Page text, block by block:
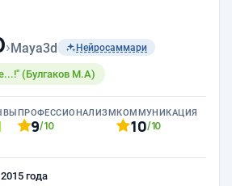
›Maya3d Нейросаммари
(Булгаков М.А)
ПРОФЕССИОНАЛИЗМ
9/10
КОММУНИКАЦИЯ
10/10
2015 года